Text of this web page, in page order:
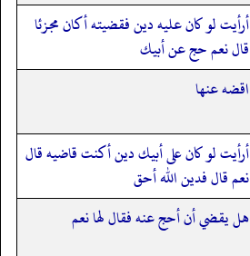
أرأيت لو كان عليه دين فقضيته أكان مجزئا
قال نعم حج عن أبيك
اقضه عنها
أرأيت لو كان على أبيك دين أكنت قاضيه قال
نعم قال فدين الله أحق
هل يقضي أن أحج عنه فقال لها نعم